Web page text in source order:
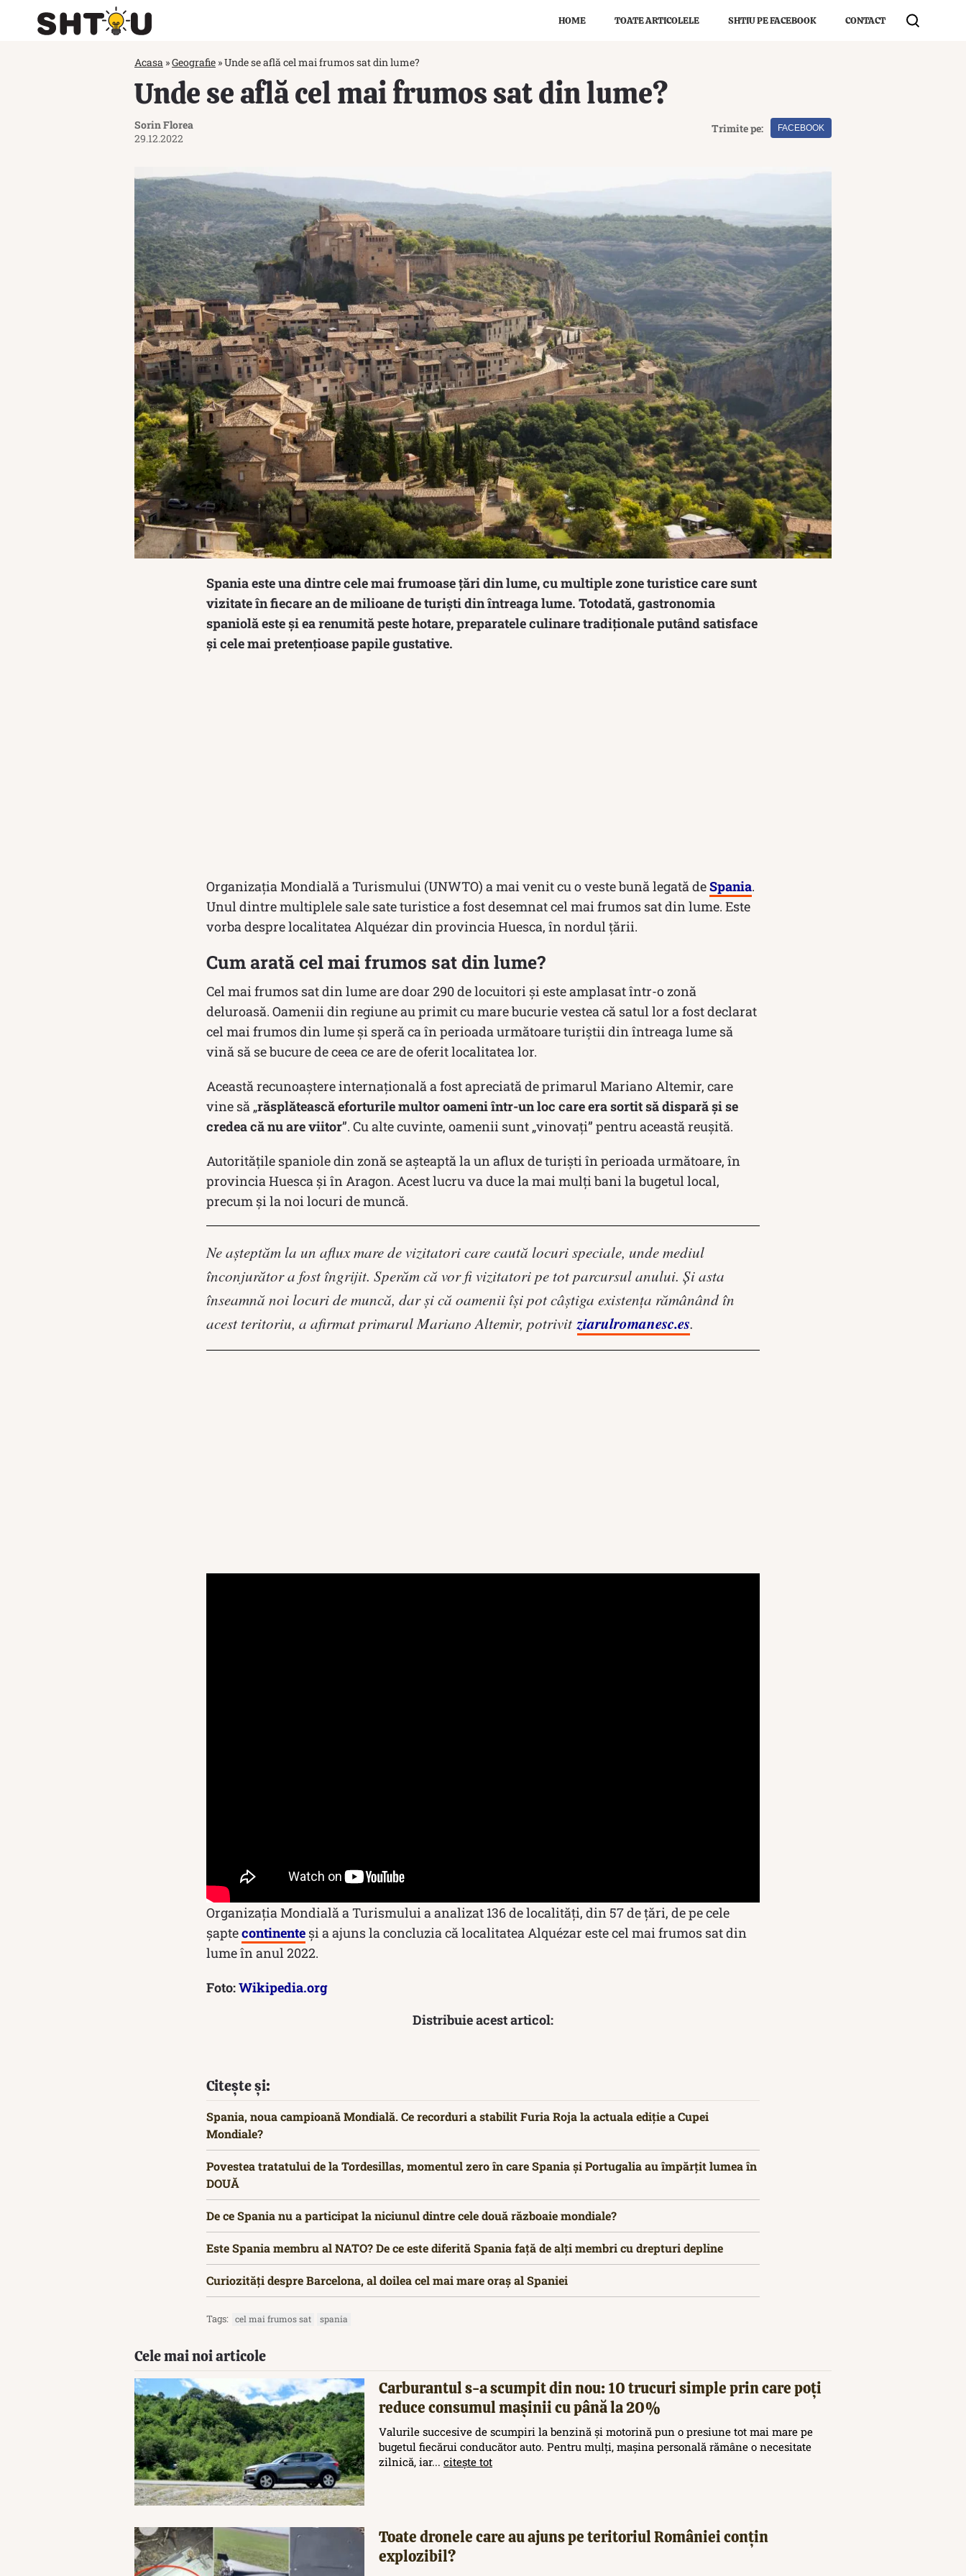
HOME TOATE ARTICOLELE SHTIU PE FACEBOOK CONTACT
Acasa »Geografie »Unde se află cel mai frumos sat din lume?
Unde se află cel mai frumos sat din lume?
Sorin Florea
29.12.2022
Trimite pe: FACEBOOK
Spania este una dintre cele mai frumoase țări din lume, cu multiple zone turistice care sunt
vizitate în fiecare an de milioane de turiști din întreaga lume. Totodată, gastronomia
spaniolă este și ea renumită peste hotare, preparatele culinare tradiționale putând satisface
și cele mai pretențioase papile gustative.
Organizația Mondială a Turismului (UNWTO) a mai venit cu o veste bună legată deSpania.
Unul dintre multiplele sale sate turistice a fost desemnat cel mai frumos sat din lume. Este
vorba despre localitatea Alquézar din provincia Huesca, în nordul țării.
Cum arată cel mai frumos sat din lume?
Cel mai frumos sat din lume are doar 290 de locuitori și este amplasat într-o zonă
deluroasă. Oamenii din regiune au primit cu mare bucurie vestea că satul lor a fost declarat
cel mai frumos din lume și speră ca în perioada următoare turiștii din întreaga lume să
vină să se bucure de ceea ce are de oferit localitatea lor.
Această recunoaștere internațională a fost apreciată de primarul Mariano Altemir, care
vine să „răsplătească eforturile multor oameni într-un loc care era sortit să dispară și se
credea că nu are viitor”. Cu alte cuvinte, oamenii sunt „vinovați” pentru această reușită.
Autoritățile spaniole din zonă se așteaptă la un aflux de turiști în perioada următoare, în
provincia Huesca și în Aragon. Acest lucru va duce la mai mulți bani la bugetul local,
precum și la noi locuri de muncă.
Ne așteptăm la un aflux mare de vizitatori care caută locuri speciale, unde mediul
înconjurător a fost îngrijit. Sperăm că vor fi vizitatori pe tot parcursul anului. Și asta
înseamnă noi locuri de muncă, dar și că oamenii își pot câștiga existența rămânând în
acest teritoriu, a afirmat primarul Mariano Altemir, potrivitziarulromanesc.es.
Organizația Mondială a Turismului a analizat 136 de localități, din 57 de țări, de pe cele
șaptecontinente și a ajuns la concluzia că localitatea Alquézar este cel mai frumos sat din
lume în anul 2022.
Foto:Wikipedia.org
Distribuie acest articol:
Citește și:
Spania, noua campioană Mondială. Ce recorduri a stabilit Furia Roja la actuala ediție a Cupei
Mondiale?
Povestea tratatului de la Tordesillas, momentul zero în care Spania și Portugalia au împărțit lumea în
DOUĂ
De ce Spania nu a participat la niciunul dintre cele două războaie mondiale?
Este Spania membru al NATO? De ce este diferită Spania față de alți membri cu drepturi depline
Curiozități despre Barcelona, al doilea cel mai mare oraș al Spaniei
Tags: cel mai frumos sat spania
Cele mai noi articole
Carburantul s-a scumpit din nou: 10 trucuri simple prin care poți
reduce consumul mașinii cu până la 20%
Valurile succesive de scumpiri la benzină și motorină pun o presiune tot mai mare pe
bugetul fiecărui conducător auto. Pentru mulți, mașina personală rămâne o necesitate
zilnică, iar... citește tot
Toate dronele care au ajuns pe teritoriul României conțin
explozibil?